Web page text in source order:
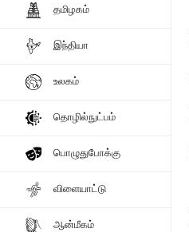
தமிழகம்
இந்தியா
உலகம்
தொழில்நுட்பம்
பொழுதுபோக்கு
விளையாட்டு
ஆன்மீகம்